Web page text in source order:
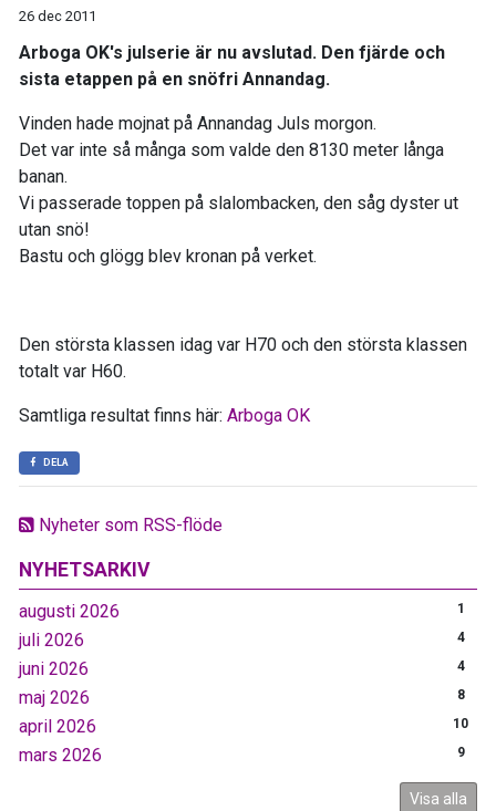
Nyheter som RSS-flöde
NYHETSARKIV
augusti 2026 1
juli 2026 4
juni 2026 4
maj 2026 8
april 2026 10
mars 2026 9
Visa alla
26 dec 2011
Arboga OK's julserie är nu avslutad. Den fjärde och
sista etappen på en snöfri Annandag.
Vinden hade mojnat på Annandag Juls morgon.
Det var inte så många som valde den 8130 meter långa
banan.
Vi passerade toppen på slalombacken, den såg dyster ut
utan snö!
Bastu och glögg blev kronan på verket.
Den största klassen idag var H70 och den största klassen
totalt var H60.
Samtliga resultat finns här: Arboga OK
DELA